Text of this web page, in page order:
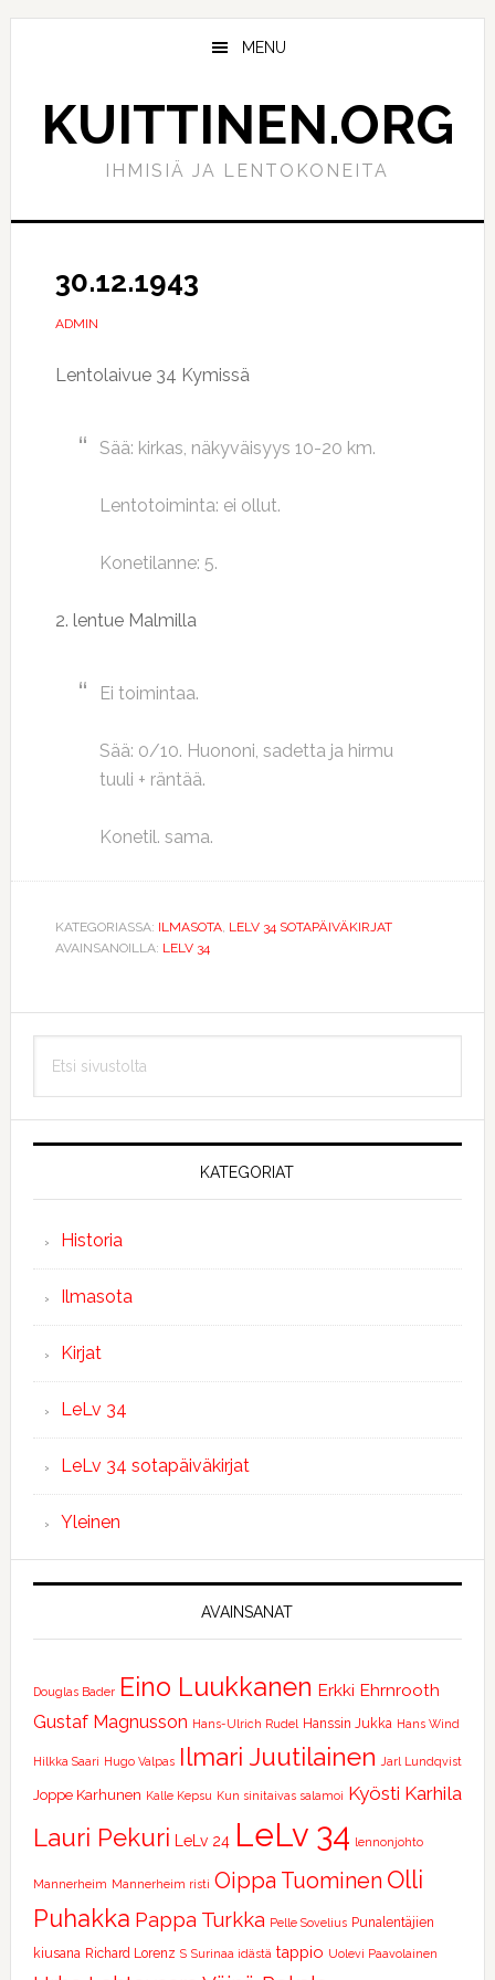
Hyppää
Hyppää
MENU
KUITTINEN.ORG
IHMISIÄ JA LENTOKONEITA
30.12.1943
ADMIN
Lentolaivue 34 Kymissä
Sää: kirkas, näkyväisyys 10-20 km.
Lentotoiminta: ei ollut.
Konetilanne: 5.
2. lentue Malmilla
Ei toimintaa.
Sää: 0/10. Huononi, sadetta ja hirmu
tuuli + räntää.
Konetil. sama.
KATEGORIASSA: ILMASOTA, LELV 34 SOTAPÄIVÄKIRJAT
AVAINSANOILLA: LELV 34
Ensisijainen
sivupalkki
sivustolta
KATEGORIAT
Historia
Ilmasota
Kirjat
LeLv 34
LeLv 34 sotapäiväkirjat
Yleinen
AVAINSANAT
Douglas Bader Eino Luukkanen Erkki Ehrnrooth
Gustaf Magnusson Hans-Ulrich Rudel Hanssin Jukka Hans Wind
Hilkka Saari Hugo Valpas Ilmari Juutilainen Jarl Lundqvist
Joppe Karhunen Kalle Kepsu Kun sinitaivas salamoi Kyösti Karhila
Lauri Pekuri LeLv 24 LeLv 34 lennonjohto
Mannerheim Mannerheim risti Oippa Tuominen Olli
Puhakka Pappa Turkka Pelle Sovelius Punalentäjien
kiusana Richard Lorenz S Surinaa idästä tappio Uolevi Paavolainen